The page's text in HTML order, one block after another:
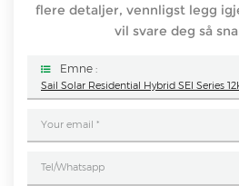
flere detaljer, vennligst legg
vil svare deg så
Emne :